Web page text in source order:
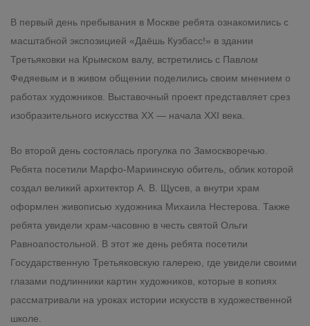
В первый день пребывания в Москве ребята ознакомились с
масштабной экспозицией «Даёшь Кузбасс!» в здании
Третьяковки на Крымском валу, встретились с Павлом
Федяевым и в живом общении поделились своим мнением о
работах художников. Выставочный проект представляет срез
изобразительного искусства XX — начала XXI века.
Во второй день состоялась прогулка по Замоскворечью.
Ребята посетили Марфо-Мариинскую обитель, облик которой
создал великий архитектор А. В. Щусев, а внутри храм
оформлен живописью художника Михаила Нестерова. Также
ребята увидели храм-часовню в честь святой Ольги
Равноапостольной. В этот же день ребята посетили
Государственную Третьяковскую галерею, где увидели своими
глазами подлинники картин художников, которые в копиях
рассматривали на уроках истории искусств в художественной
школе.